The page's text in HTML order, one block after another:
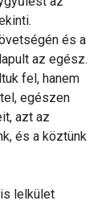
és a
az egész.
fel, hanem
egészen
azt az
és a köztünk
lelkület